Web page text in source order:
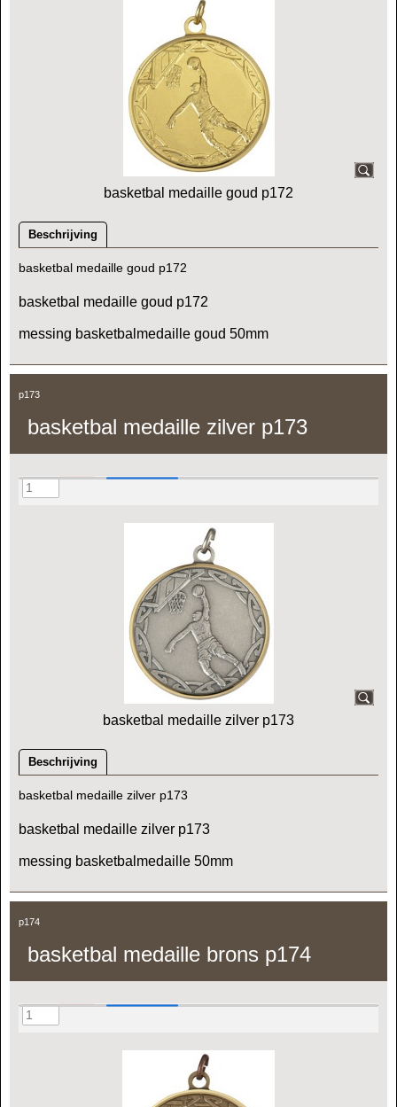
basketbal medaille goud p172
Beschrijving
basketbal medaille goud p172
basketbal medaille goud p172
messing basketbalmedaille goud 50mm
p173
basketbal medaille zilver p173
basketbal medaille zilver p173
Beschrijving
basketbal medaille zilver p173
basketbal medaille zilver p173
messing basketbalmedaille 50mm
p174
basketbal medaille brons p174